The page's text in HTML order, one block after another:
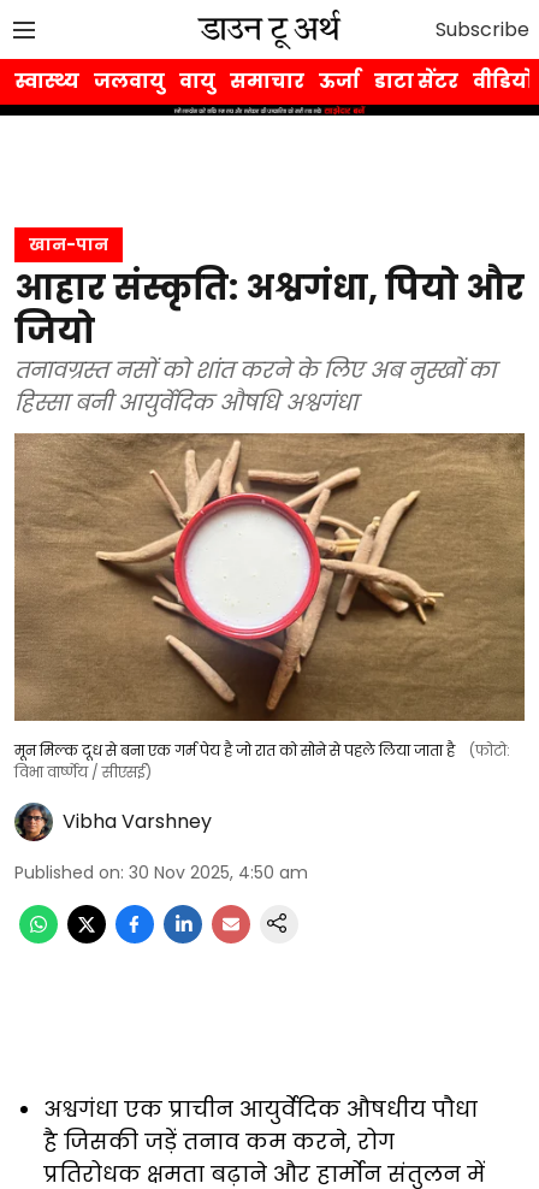
Subscribe
स्वास्थ्य जलवायु वायु समाचार ऊर्जा डाटा सेंटर वीडियो
खान-पान
आहार संस्कृति: अश्वगंधा, पियो और
जियो
तनावग्रस्त नसों को शांत करने के लिए अब नुस्खों का
हिस्सा बनी आयुर्वेदिक औषधि अश्वगंधा
मून मिल्क दूध से बना एक गर्म पेय है जो रात को सोने से पहले लिया जाता है
(फोटो:
विभा वार्ष्णेय / सीएसई)
Vibha Varshney
Published on: 30 Nov 2025, 4:50 am
अश्वगंधा एक प्राचीन आयुर्वेदिक औषधीय पौधा
है जिसकी जड़ें तनाव कम करने, रोग
प्रतिरोधक क्षमता बढ़ाने और हार्मोन संतुलन में